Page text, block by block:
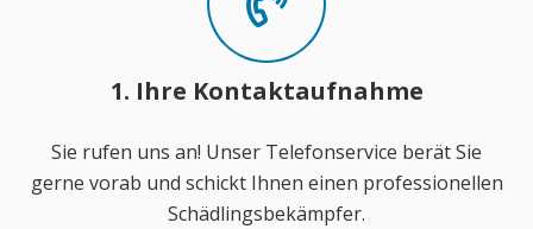
1. Ihre Kontaktaufnahme
Sie rufen uns an! Unser Telefonservice berät Sie
gerne vorab und schickt Ihnen einen professionellen
Schädlingsbekämpfer.